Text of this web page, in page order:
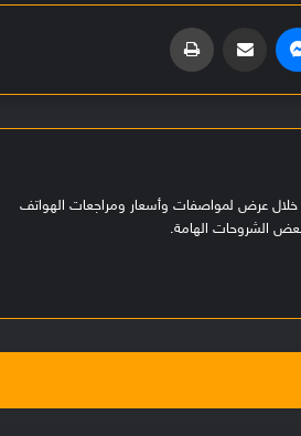
عرض لمواصفات وأسعار ومراجعات الهواتف
الشروحات الهامة.